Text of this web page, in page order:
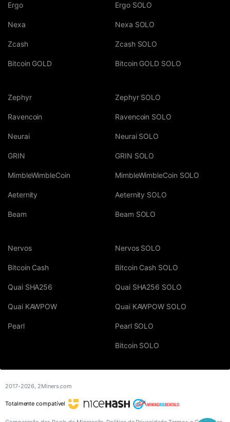
Ergo
Nexa
Zcash
Bitcoin GOLD
Ergo SOLO
Nexa SOLO
Zcash SOLO
Bitcoin GOLD SOLO
Zephyr
Ravencoin
Neurai
GRIN
MimbleWimbleCoin
Aeternity
Beam
Zephyr SOLO
Ravencoin SOLO
Neurai SOLO
GRIN SOLO
MimbleWimbleCoin SOLO
Aeternity SOLO
Beam SOLO
Nervos
Bitcoin Cash
Quai SHA256
Quai KAWPOW
Pearl
Nervos SOLO
Bitcoin Cash SOLO
Quai SHA256 SOLO
Quai KAWPOW SOLO
Pearl SOLO
Bitcoin SOLO
2017-2026, 2Miners.com
Totalmente compatível